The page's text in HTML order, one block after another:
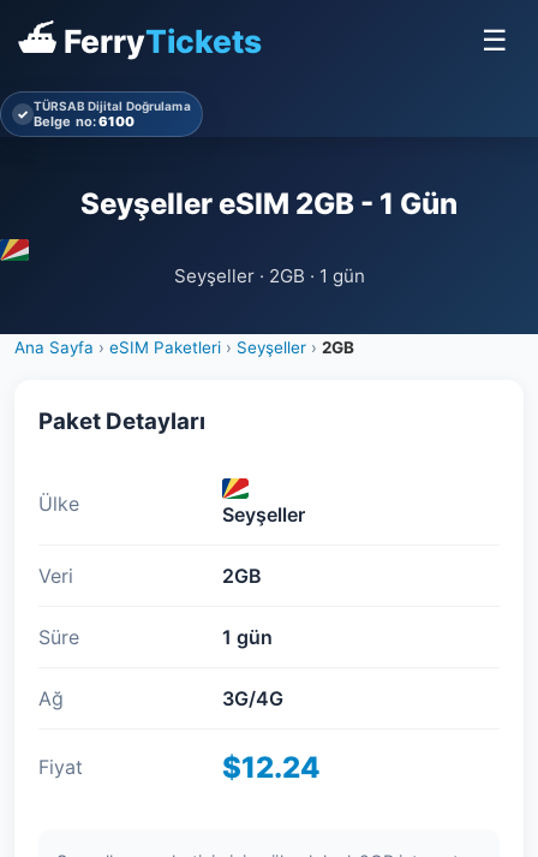
⛴ FerryTickets ☰
✓ TÜRSAB Dijital Doğrulama
Belge no:6100
Seyşeller eSIM 2GB - 1 Gün
Seyşeller · 2GB · 1 gün
Ana Sayfa › eSIM Paketleri › Seyşeller › 2GB
Paket Detayları
Ülke Seyşeller
Veri 2GB
Süre 1 gün
Ağ 3G/4G
Fiyat $12.24